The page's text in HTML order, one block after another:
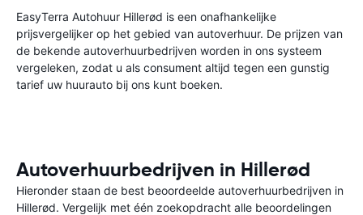
EasyTerra Autohuur Hillerød is een onafhankelijke
prijsvergelijker op het gebied van autoverhuur. De prijzen van
de bekende autoverhuurbedrijven worden in ons systeem
vergeleken, zodat u als consument altijd tegen een gunstig
tarief uw huurauto bij ons kunt boeken.
Autoverhuurbedrijven in Hillerød
Hieronder staan de best beoordeelde autoverhuurbedrijven in
Hillerød. Vergelijk met één zoekopdracht alle beoordelingen